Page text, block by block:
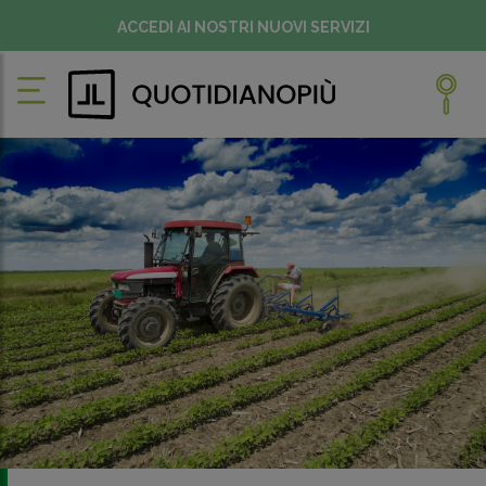
ACCEDI AI NOSTRI NUOVI SERVIZI